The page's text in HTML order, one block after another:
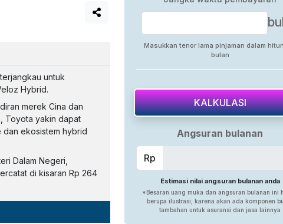
untuk
Hybrid.
merek Cina dan
Toyota yakin dapat
ekosistem hybrid
Dalam Negeri,
di kisaran Rp 264